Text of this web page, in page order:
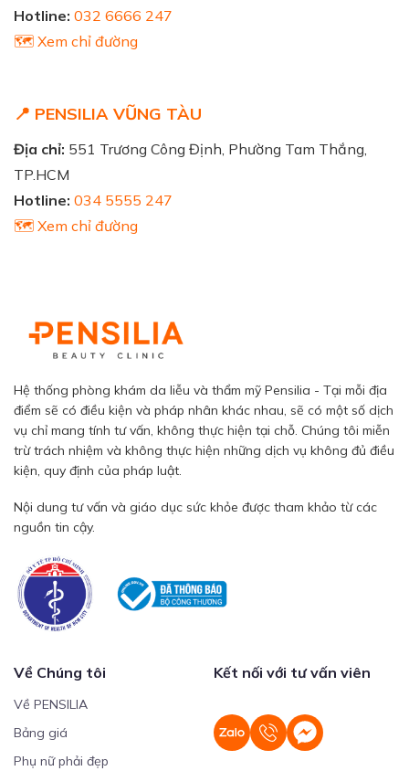
Hotline: 032 6666 247
🗺️ Xem chỉ đường
📍 PENSILIA VŨNG TÀU
Địa chỉ: 551 Trương Công Định, Phường Tam Thắng,
TP.HCM
Hotline: 034 5555 247
🗺️ Xem chỉ đường
Hệ thống phòng khám da liễu và thẩm mỹ Pensilia - Tại mỗi địa
điểm sẽ có điều kiện và pháp nhân khác nhau, sẽ có một số dịch
vụ chỉ mang tính tư vấn, không thực hiện tại chỗ. Chúng tôi miễn
trừ trách nhiệm và không thực hiện những dịch vụ không đủ điều
kiện, quy định của pháp luật.
Nội dung tư vấn và giáo dục sức khỏe được tham khảo từ các
nguồn tin cậy.
Về Chúng tôi
Về PENSILIA
Bảng giá
Phụ nữ phải đẹp
Kết nối với tư vấn viên